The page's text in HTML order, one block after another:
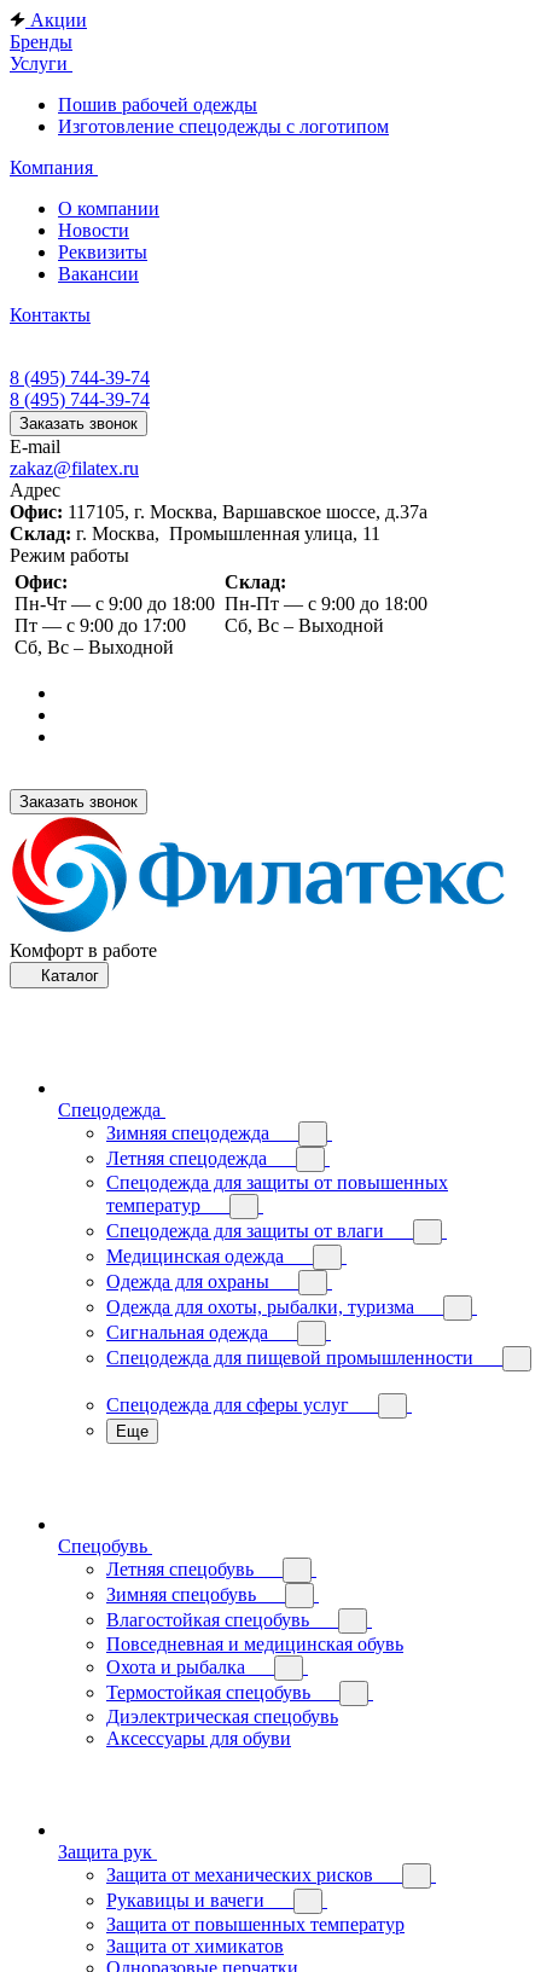
Акции
Бренды
Услуги
Пошив рабочей одежды
Изготовление спецодежды с логотипом
Компания
О компании
Новости
Реквизиты
Вакансии
Контакты
8 (495) 744-39-74
8 (495) 744-39-74
Заказать звонок
E-mail
zakaz@filatex.ru
Адрес
Офис: 117105, г. Москва, Варшавское шоссе, д.37а
Склад: г. Москва, Промышленная улица, 11
Режим работы
Офис:
Пн-Чт — с 9:00 до 18:00
Пт — с 9:00 до 17:00
Сб, Вс – Выходной
Склад:
Пн-Пт — с 9:00 до 18:00
Сб, Вс – Выходной
Заказать звонок
Комфорт в работе
Каталог
Спецодежда
Зимняя спецодежда
Летняя спецодежда
Спецодежда для защиты от повышенных
температур
Спецодежда для защиты от влаги
Медицинская одежда
Одежда для охраны
Одежда для охоты, рыбалки, туризма
Сигнальная одежда
Спецодежда для пищевой промышленности
Спецодежда для сферы услуг
Еще
Спецобувь
Летняя спецобувь
Зимняя спецобувь
Влагостойкая спецобувь
Повседневная и медицинская обувь
Охота и рыбалка
Термостойкая спецобувь
Диэлектрическая спецобувь
Аксессуары для обуви
Защита рук
Защита от механических рисков
Рукавицы и вачеги
Защита от повышенных температур
Защита от химикатов
Одноразовые перчатки